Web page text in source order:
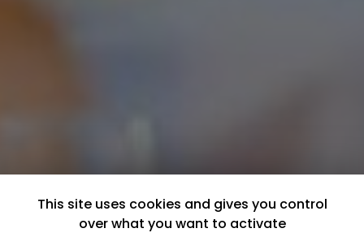
This site uses cookies and gives you control
over what you want to activate